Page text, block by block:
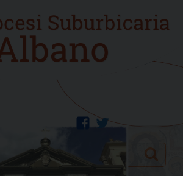
twitter
facebook
Search